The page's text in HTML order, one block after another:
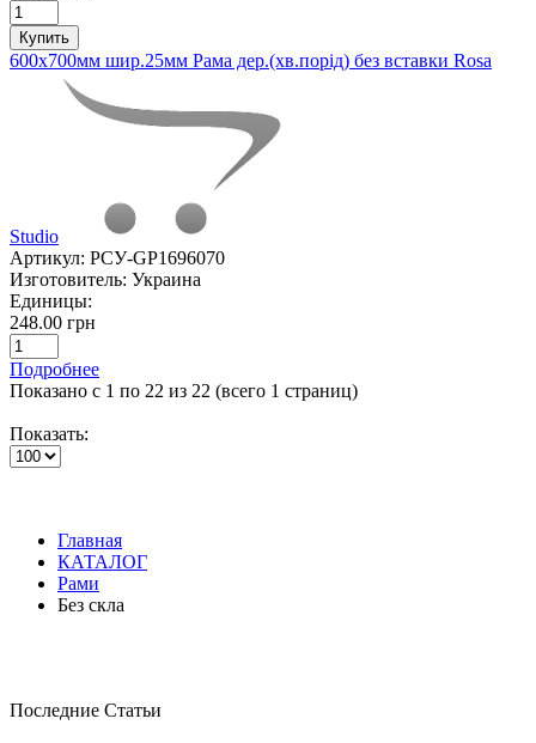
Купить
600х700мм шир.25мм Рама дер.(хв.порід) без вставки Rosa
Studio
Артикул: РСУ-GP1696070
Изготовитель: Украина
Единицы:
248.00 грн
Подробнее
Показано с 1 по 22 из 22 (всего 1 страниц)
Показать:
Главная
КАТАЛОГ
Рами
Без скла
Последние Статьи